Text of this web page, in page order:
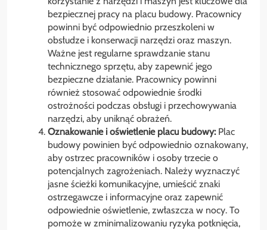
bezpiecznej pracy na placu budowy. Pracownicy
powinni być odpowiednio przeszkoleni w
obsłudze i konserwacji narzędzi oraz maszyn.
Ważne jest regularne sprawdzanie stanu
technicznego sprzętu, aby zapewnić jego
bezpieczne działanie. Pracownicy powinni
również stosować odpowiednie środki
ostrożności podczas obsługi i przechowywania
narzędzi, aby uniknąć obrażeń.
Oznakowanie i oświetlenie placu budowy: Plac
budowy powinien być odpowiednio oznakowany,
aby ostrzec pracowników i osoby trzecie o
potencjalnych zagrożeniach. Należy wyznaczyć
jasne ścieżki komunikacyjne, umieścić znaki
ostrzegawcze i informacyjne oraz zapewnić
odpowiednie oświetlenie, zwłaszcza w nocy. To
pomoże w zminimalizowaniu ryzyka potknięcia,